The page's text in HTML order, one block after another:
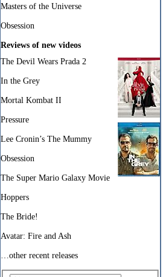
Masters of the Universe
Obsession
Reviews of new videos
The Devil Wears Prada 2
In the Grey
Mortal Kombat II
Pressure
Lee Cronin’s The Mummy
Obsession
The Super Mario Galaxy Movie
Hoppers
The Bride!
Avatar: Fire and Ash
…other recent releases